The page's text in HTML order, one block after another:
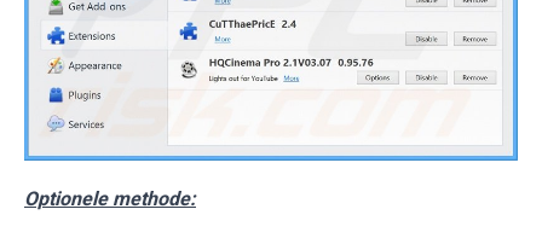
Optionele methode: